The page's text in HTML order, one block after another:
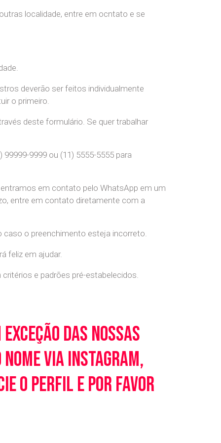
outras localidade, entre em ocntato e se
deverão ser feitos individualmente
o primeiro.
deste formulário. Se quer trabalhar
9999 ou (11) 5555-5555 para
em contato pelo WhatsApp em um
entre em contato diretamente com a
o preenchimento esteja incorreto.
feliz em ajudar.
e padrões pré-estabelecidos.
das nossas
via Instagram,
o perfil e por favor